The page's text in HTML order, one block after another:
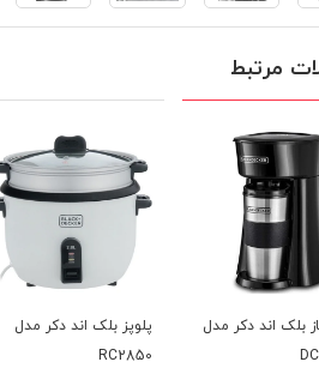
مرتبط
بلک اند دکر مدل
پلوپز بلک اند دکر مدل
RC2850